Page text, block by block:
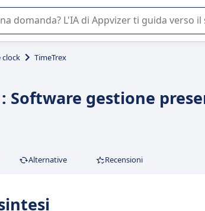
vi guida nell'utilizzo o nella scelta di un
clock TimeTrex
Software gestione
Alternative Recensioni